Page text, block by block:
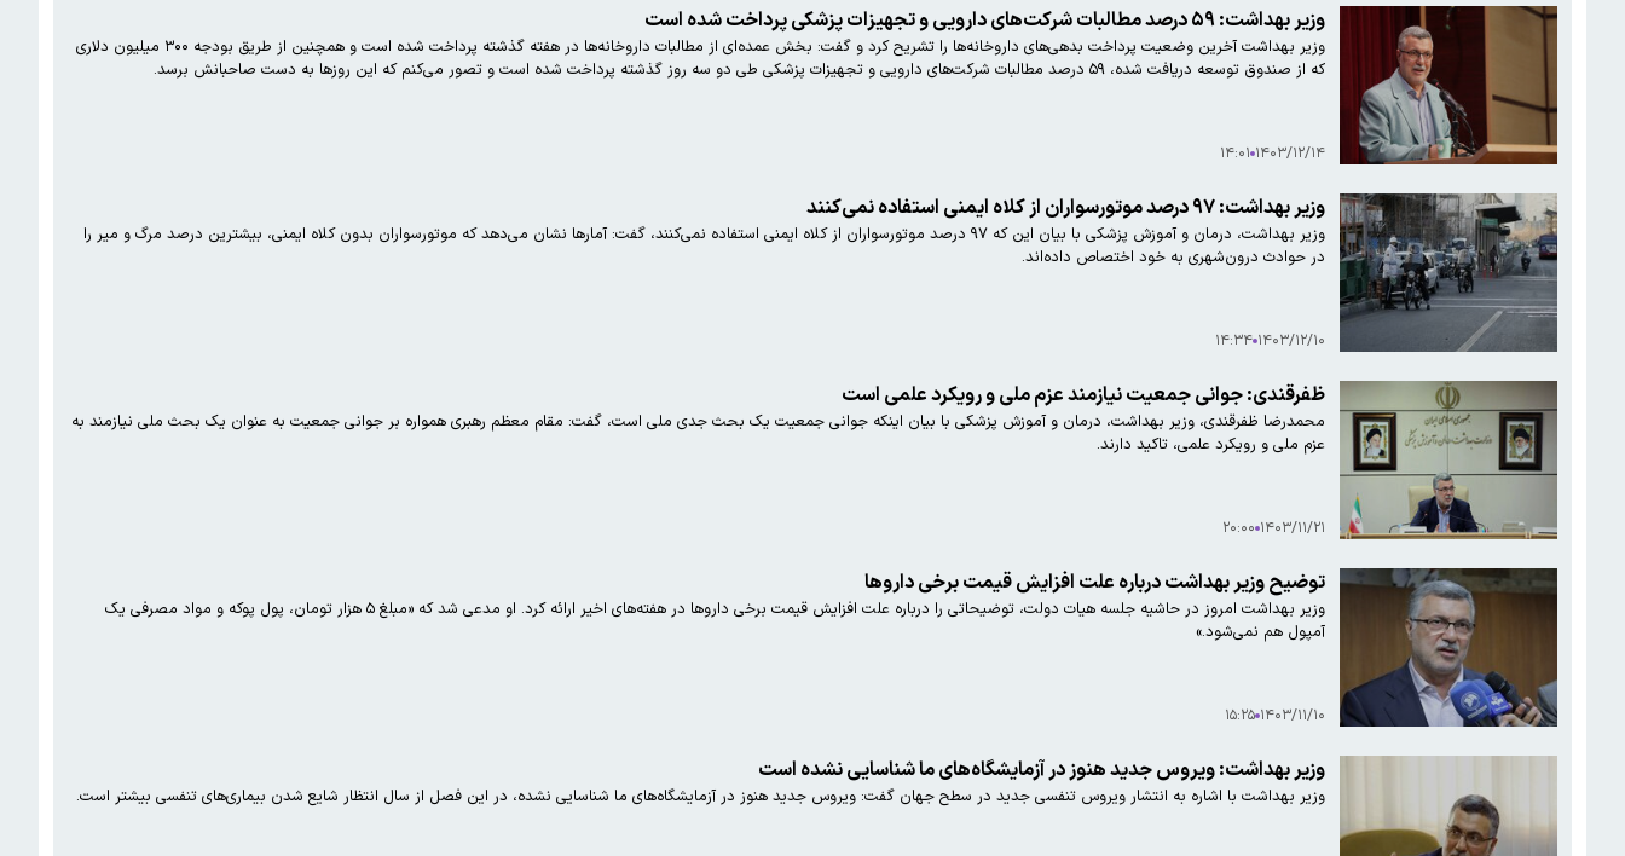
وزیر بهداشت: ۵۹ درصد مطالبات شرکت‌های دارویی و تجهیزات پزشکی پرداخت شده است
وزیر بهداشت آخرین وضعیت پرداخت بدهی‌های داروخانه‌ها را تشریح کرد و گفت: بخش عمده‌ای از مطالبات داروخانه‌ها در هفته گذشته پرداخت شده است و همچنین از طریق بودجه ۳۰۰ میلیون دلاری
که از صندوق توسعه دریافت شده، ۵۹ درصد مطالبات شرکت‌های دارویی و تجهیزات پزشکی طی دو سه روز گذشته پرداخت شده است و تصور می‌کنم که این روزها به دست صاحبانش برسد.
۱۴۰۳/۱۲/۱۴ ۱۴:۰۱
وزیر بهداشت: ۹۷ درصد موتورسواران از کلاه ایمنی استفاده نمی‌کنند
وزیر بهداشت، درمان و آموزش پزشکی با بیان این که ۹۷ درصد موتورسواران از کلاه ایمنی استفاده نمی‌کنند، گفت: آمارها نشان می‌دهد که موتورسواران بدون کلاه ایمنی، بیشترین درصد مرگ و میر را
در حوادث درون‌شهری به خود اختصاص داده‌اند.
۱۴۰۳/۱۲/۱۰ ۱۴:۳۴
ظفرقندی: جوانی جمعیت نیازمند عزم ملی و رویکرد علمی است
محمدرضا ظفرقندی، وزیر بهداشت، درمان و آموزش پزشکی با بیان اینکه جوانی جمعیت یک بحث جدی ملی است، گفت: مقام معظم رهبری همواره بر جوانی جمعیت به عنوان یک بحث ملی نیازمند به
عزم ملی و رویکرد علمی، تاکید دارند.
۱۴۰۳/۱۱/۲۱ ۲۰:۰۰
توضیح وزیر بهداشت درباره علت افزایش قیمت برخی داروها
وزیر بهداشت امروز در حاشیه جلسه هیات دولت، توضیحاتی را درباره علت افزایش قیمت برخی داروها در هفته‌های اخیر ارائه کرد. او مدعی شد که «مبلغ ۵ هزار تومان، پول پوکه و مواد مصرفی یک
آمپول هم نمی‌شود.»
۱۴۰۳/۱۱/۱۰ ۱۵:۲۵
وزیر بهداشت: ویروس جدید هنوز در آزمایشگاه‌های ما شناسایی نشده است
وزیر بهداشت با اشاره به انتشار ویروس تنفسی جدید در سطح جهان گفت: ویروس جدید هنوز در آزمایشگاه‌های ما شناسایی نشده، در این فصل از سال انتظار شایع شدن بیماری‌های تنفسی بیشتر است.